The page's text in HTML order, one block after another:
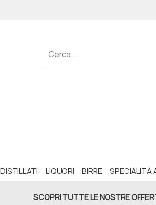
DISTILLATI LIQUORI BIRRE SPECIALITÀ
SCOPRI TUTTE LE NOSTRE